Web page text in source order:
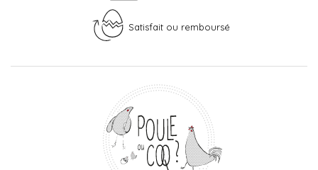
Satisfait ou remboursé